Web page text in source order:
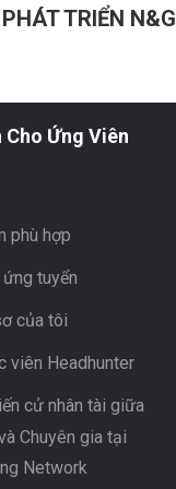
TRIỂN N&G
Cho Ứng Viên
phù hợp
tuyển
của tôi
viên Headhunter
cử nhân tài giữa
Chuyên gia tại
Network